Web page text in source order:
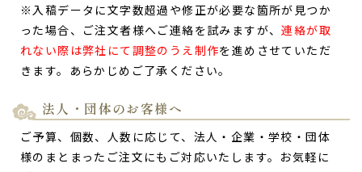
※入稿データに文字数超過や修正が必要な箇所が見つか
った場合、ご注文者様へご連絡を試みますが、連絡が取
れない際は弊社にて調整のうえ制作を進めさせていただ
きます。あらかじめご了承ください。
法人・団体のお客様へ
ご予算、個数、人数に応じて、法人・企業・学校・団体
様のまとまったご注文にもご対応いたします。お気軽に